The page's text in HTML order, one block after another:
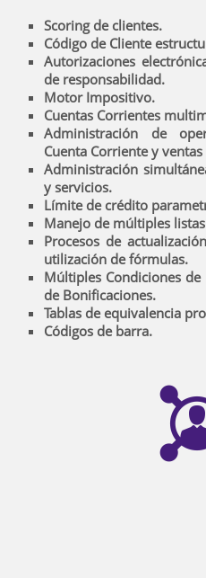
Scoring de clientes.
Código de Cliente
Autorizaciones
de responsabilidad.
Motor Impositivo.
Cuentas Corrientes
Administración de
Cuenta Corriente y
Administración
y servicios.
Límite de crédito
Manejo de múltiples
Procesos de
utilización de fórmulas.
Múltiples Condiciones
de Bonificaciones.
Tablas de equivalencia
Códigos de barra.